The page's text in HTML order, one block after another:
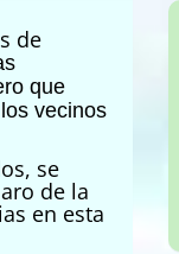
de
que
vecinos
se
de la
en esta